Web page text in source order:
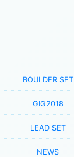
BOULDER SET
GIG2018
LEAD SET
NEWS